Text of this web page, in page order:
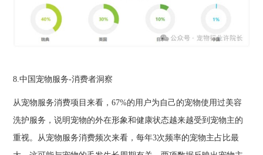
8.中国宠物服务-消费者洞察
从宠物服务消费项目来看，67%的用户为自己的宠物使用过美容
洗护服务，说明宠物的外在形象和健康状态越来越受到宠物主的
重视。从宠物服务消费频次来看，每年3次频率的宠物主占比最